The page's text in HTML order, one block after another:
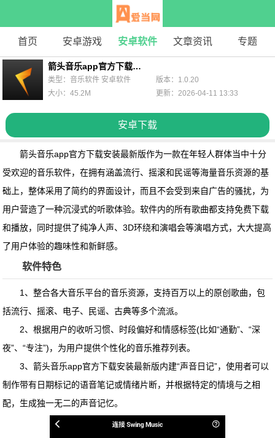
首页 安卓游戏 安卓软件 文章资讯 专题
箭头音乐app官方下载安装最新版
安卓下载
类型：音乐软件 安卓软件
版本：1.0.20
大小：45.2M
更新：2026-04-11 13:33
箭头音乐app官方下载安装最新版作为一款在年轻人群体当中十分
受欢迎的音乐软件，在拥有涵盖流行、摇滚和民谣等海量音乐资源的基
础上，整体采用了简约的界面设计，而且不会受到来自广告的骚扰，为
用户营造了一种沉浸式的听歌体验。软件内的所有歌曲都支持免费下载
和播放，同时提供了纯净人声、3D环绕和演唱会等演唱方式，大大提高
了用户体验的趣味性和新鲜感。
软件特色
1、整合各大音乐平台的音乐资源，支持百万以上的原创歌曲，包
括流行、摇滚、电子、民谣、古典等多个流派。
2、根据用户的收听习惯、时段偏好和情感标签(比如“通勤”、“深
夜”、“专注”)，为用户提供个性化的音乐推荐列表。
3、箭头音乐app官方下载安装最新版内建“声音日记”，使用者可以
制作带有日期标记的语音笔记或情绪片断，并根据特定的情境与之相
配，生成独一无二的声音记忆。